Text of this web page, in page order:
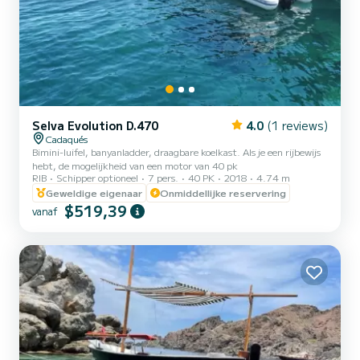
Selva Evolution D.470 4.0 (1 reviews)
Cadaqués
Bimini-luifel, banyanladder, draagbare koelkast. Als je een rijbewijs
hebt, de mogelijkheid van een motor van 40 pk
RIB
Schipper optioneel 7 pers. 40 PK 2018
4.74 m
Geweldige eigenaar
Onmiddellijke reservering
vanaf $519,39